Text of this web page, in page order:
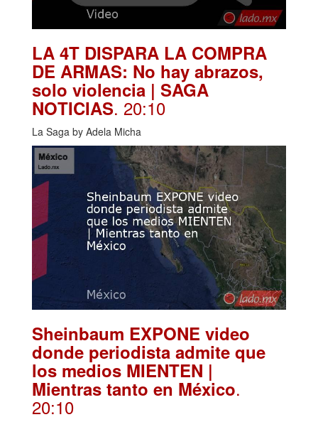
LA 4T DISPARA LA COMPRA
DE ARMAS: No hay abrazos,
solo violencia | SAGA
NOTICIAS. 20:10
La Saga by Adela Micha
Sheinbaum EXPONE video
donde periodista admite que
los medios MIENTEN |
Mientras tanto en México.
20:10